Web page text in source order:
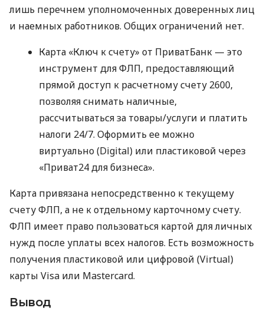
лишь перечнем уполномоченных доверенных лиц
и наемных работников. Общих ограничений нет.
Карта «Ключ к счету» от ПриватБанк — это
инструмент для ФЛП, предоставляющий
прямой доступ к расчетному счету 2600,
позволяя снимать наличные,
рассчитываться за товары/услуги и платить
налоги 24/7. Оформить ее можно
виртуально (Digital) или пластиковой через
«Приват24 для бизнеса».
Карта привязана непосредственно к текущему
счету ФЛП, а не к отдельному карточному счету.
ФЛП имеет право пользоваться картой для личных
нужд после уплаты всех налогов. Есть возможность
получения пластиковой или цифровой (Virtual)
карты Visa или Mastercard.
Вывод